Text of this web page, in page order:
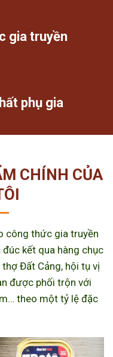
gia truyền
phụ gia
CHÍNH CỦA
công thức gia truyền
kết qua hàng chục
Đất Cảng, hội tụ vị
được phối trộn với
theo một tỷ lệ đặc